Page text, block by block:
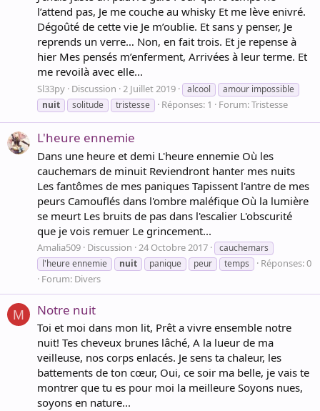
l’attend pas, Je me couche au whisky Et me lève enivré.
Dégoûté de cette vie Je m’oublie. Et sans y penser, Je
reprends un verre… Non, en fait trois. Et je repense à
hier Mes pensés m’enferment, Arrivées à leur terme. Et
me revoilà avec elle...
Sl33py Discussion 2 Juillet 2019 alcool
amour impossible
nuit
solitude tristesse Réponses: 1 Forum:Tristesse
L'heure ennemie
Dans une heure et demi L'heure ennemie Où les
cauchemars de minuit Reviendront hanter mes nuits
Les fantômes de mes paniques Tapissent l'antre de mes
peurs Camouflés dans l'ombre maléfique Où la lumière
se meurt Les bruits de pas dans l'escalier L'obscurité
que je vois remuer Le grincement...
Amalia509 Discussion 24 Octobre 2017
cauchemars
l'heure ennemie
nuit panique peur temps
Réponses: 0
Forum: Divers
M Notre nuit
Toi et moi dans mon lit, Prêt a vivre ensemble notre
nuit! Tes cheveux brunes lâché, A la lueur de ma
veilleuse, nos corps enlacés. Je sens ta chaleur, les
battements de ton cœur, Oui, ce soir ma belle, je vais te
montrer que tu es pour moi la meilleure Soyons nues,
soyons en nature...